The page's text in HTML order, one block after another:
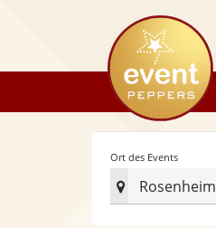
eventpeppers
Ort des Events
Rosenheim
Radius